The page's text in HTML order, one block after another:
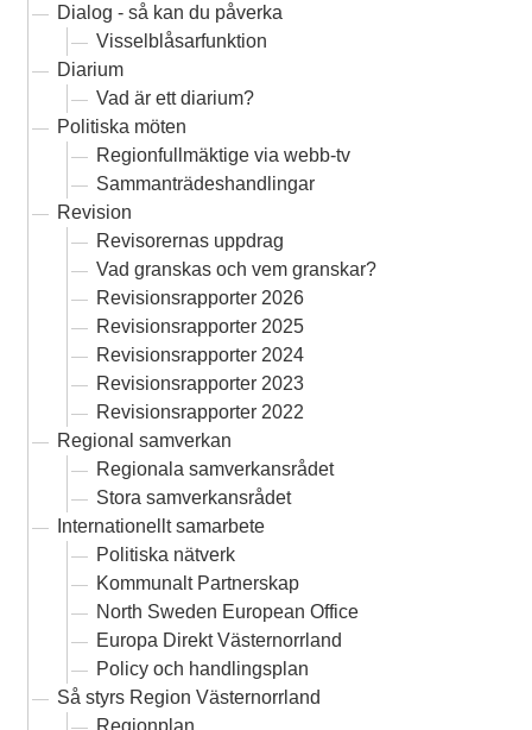
Dialog - så kan du påverka
Visselblåsarfunktion
Diarium
Vad är ett diarium?
Politiska möten
Regionfullmäktige via webb-tv
Sammanträdeshandlingar
Revision
Revisorernas uppdrag
Vad granskas och vem granskar?
Revisionsrapporter 2026
Revisionsrapporter 2025
Revisionsrapporter 2024
Revisionsrapporter 2023
Revisionsrapporter 2022
Regional samverkan
Regionala samverkansrådet
Stora samverkansrådet
Internationellt samarbete
Politiska nätverk
Kommunalt Partnerskap
North Sweden European Office
Europa Direkt Västernorrland
Policy och handlingsplan
Så styrs Region Västernorrland
Regionplan